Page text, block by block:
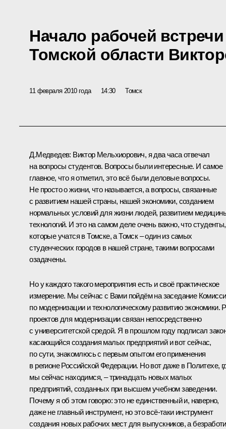
Начало рабочей
Томской области
11 февраля 2010 года 14:30 Томск
Д.Медведев: Виктор Мельхиорович, я два часа отвечал
на вопросы студентов. Вопросы были интересные. И самое
главное, что я отметил, это всё были деловые вопросы.
Не просто о жизни, что называется, а вопросы, связанные
с развитием нашей страны, нашей экономики, созданием
нормальных условий для жизни людей, развитием
технологий. И это на самом деле очень важно, что студенты,
которые учатся в Томске, а Томск – один из самых
студенческих городов в нашей стране, такими вопросами
озадачены.
Но у каждого такого мероприятия есть и своё практическое
измерение. Мы сейчас с Вами пойдём на заседание
по модернизации и технологическому развитию экономики.
проектов для модернизации связан непосредственно
с университетской средой. Я в прошлом году подписал
касающийся создания малых предприятий и вот сейчас,
по сути, знакомлюсь с первым опытом его применения
в регионе Российской Федерации. Но вот даже в Политехе,
мы сейчас находимся, – тринадцать новых малых
предприятий, созданных при высшем учебном заведении.
Почему я об этом говорю: это не единственный и, наверно,
даже не главный инструмент, но это всё‑таки инструмент
создания новых рабочих мест для выпускников, а